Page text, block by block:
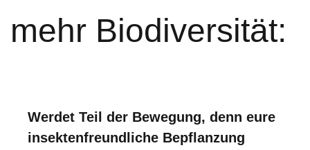
mehr Biodiversität:
Werdet Teil der Bewegung, denn eure
insektenfreundliche Bepflanzung